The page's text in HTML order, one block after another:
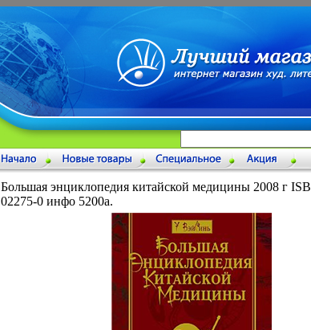
Большая энциклопедия китайской медицины 2008 г
02275-0 инфо 5200a.